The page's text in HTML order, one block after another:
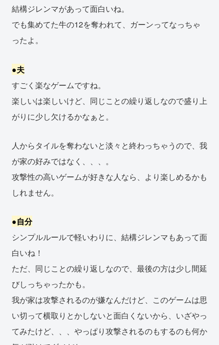
結構ジレンマがあって面白いね。
でも集めてた牛の12を奪われて、ガーンってなっちゃ
ったよ。
●夫
すごく楽なゲームですね。
楽しいは楽しいけど、同じことの繰り返しなので盛り上
がりに少し欠けるかなぁと。
人からタイルを奪わないと淡々と終わっちゃうので、我
が家の好みではなく、、、。
攻撃性の高いゲームが好きな人なら、より楽しめるかも
しれません。
●自分
シンプルルールで軽いわりに、結構ジレンマもあって面
白いね！
ただ、同じことの繰り返しなので、最後の方は少し間延
びしっちゃったかも。
我が家は攻撃されるのが嫌なんだけど、このゲームは思
い切って横取りとかしないと面白くないから、いざやっ
てみたけど、、、やっぱり攻撃されるのもするのも何か